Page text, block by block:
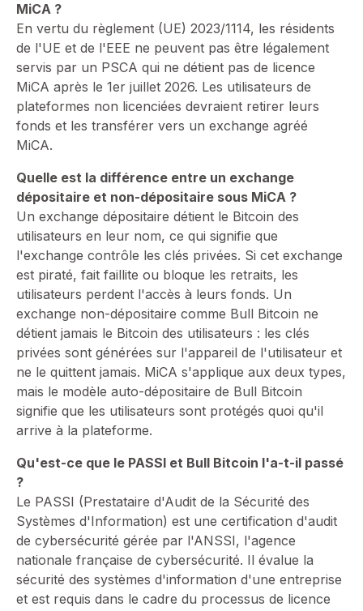
MiCA ?
En vertu du règlement (UE) 2023/1114, les résidents
de l'UE et de l'EEE ne peuvent pas être légalement
servis par un PSCA qui ne détient pas de licence
MiCA après le 1er juillet 2026. Les utilisateurs de
plateformes non licenciées devraient retirer leurs
fonds et les transférer vers un exchange agréé
MiCA.
Quelle est la différence entre un exchange
dépositaire et non-dépositaire sous MiCA ?
⁠Un exchange dépositaire détient le Bitcoin des
utilisateurs en leur nom, ce qui signifie que
l'exchange contrôle les clés privées. Si cet exchange
est piraté, fait faillite ou bloque les retraits, les
utilisateurs perdent l'accès à leurs fonds. Un
exchange non-dépositaire comme Bull Bitcoin ne
détient jamais le Bitcoin des utilisateurs : les clés
privées sont générées sur l'appareil de l'utilisateur et
ne le quittent jamais. MiCA s'applique aux deux types,
mais le modèle auto-dépositaire de Bull Bitcoin
signifie que les utilisateurs sont protégés quoi qu'il
arrive à la plateforme.
Qu'est-ce que le PASSI et Bull Bitcoin l'a-t-il passé
?
⁠Le PASSI (Prestataire d'Audit de la Sécurité des
Systèmes d'Information) est une certification d'audit
de cybersécurité gérée par l'ANSSI, l'agence
nationale française de cybersécurité. Il évalue la
sécurité des systèmes d'information d'une entreprise
et est requis dans le cadre du processus de licence